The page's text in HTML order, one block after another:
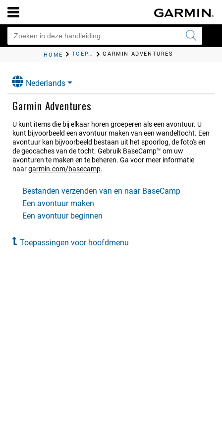
HOME TOEPASSINGEN VOOR HOOFDMENU GARMIN ADVENTURES
Nederlands
Garmin Adventures
U kunt items die bij elkaar horen groeperen als een avontuur. U
kunt bijvoorbeeld een avontuur maken van een wandeltocht. Een
avontuur kan bijvoorbeeld bestaan uit het spoorlog, de foto's en
de geocaches van de tocht. Gebruik BaseCamp™ om uw
avonturen te maken en te beheren. Ga voor meer informatie
naargarmin.com/basecamp.
Bestanden verzenden van en naar BaseCamp
Een avontuur maken
Een avontuur beginnen
Toepassingen voor hoofdmenu